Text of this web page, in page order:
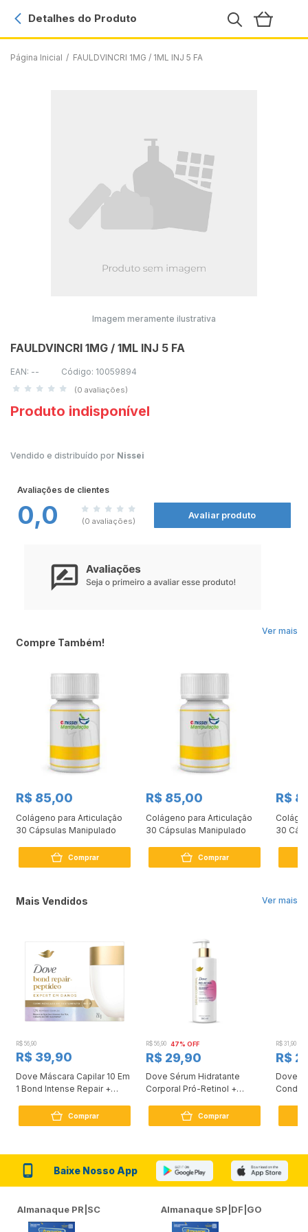
Página Inicial / FAULDVINCRI 1MG / 1ML INJ 5 FA
Detalhes do Produto
Imagem meramente ilustrativa
FAULDVINCRI 1MG / 1ML INJ 5 FA
EAN: -- Código: 10059894
(0 avaliações)
Produto indisponível
Vendido e distribuído por Nissei
Avaliações de clientes
0,0 (0 avaliações)
Avaliar produto
Ver mais
Compre Também!
R$ 85,00
Colágeno para Articulação
30 Cápsulas Manipulado
Comprar
R$ 85,00
Colágeno para Articulação
30 Cápsulas Manipulado
Comprar
R$
30
Ver mais
Mais Vendidos
R$ 56,90
R$ 39,90
Dove Máscara Capilar 10 Em
1 Bond Intense Repair +
Comprar
R$ 56,90 47% OFF
R$ 29,90
Dove Sérum Hidratante
Corporal Pró-Retinol +
Comprar
R$ 31,90
R$
Dove
Baixe Nosso App
Almanaque PR|SC Almanaque SP|DF|GO